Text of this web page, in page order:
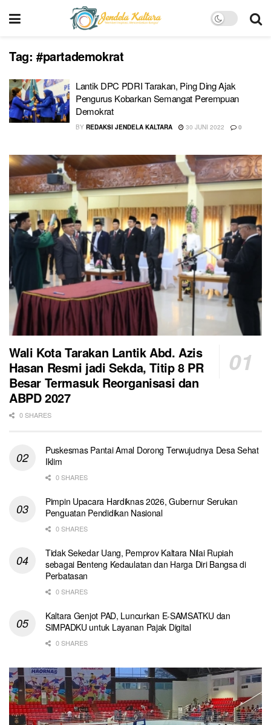
Tag: #partademokrat
Lantik DPC PDRI Tarakan, Ping Ding Ajak
Pengurus Kobarkan Semangat Perempuan
Demokrat
BY REDAKSI JENDELA KALTARA 30 JUNI 2022 0
Wali Kota Tarakan Lantik Abd. Azis
Hasan Resmi jadi Sekda, Titip 8 PR
Besar Termasuk Reorganisasi dan
ABPD 2027
0 SHARES
Puskesmas Pantai Amal Dorong Terwujudnya Desa Sehat
Iklim
0 SHARES
Pimpin Upacara Hardiknas 2026, Gubernur Serukan
Penguatan Pendidikan Nasional
0 SHARES
Tidak Sekedar Uang, Pemprov Kaltara Nilai Rupiah
sebagai Benteng Kedaulatan dan Harga Diri Bangsa di
Perbatasan
0 SHARES
Kaltara Genjot PAD, Luncurkan E-SAMSATKU dan
SIMPADKU untuk Layanan Pajak Digital
0 SHARES